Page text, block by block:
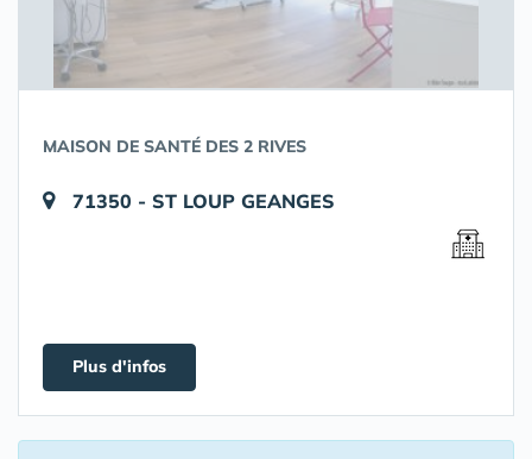
MAISON DE SANTÉ DES 2 RIVES
71350 - ST LOUP GEANGES
Plus d'infos